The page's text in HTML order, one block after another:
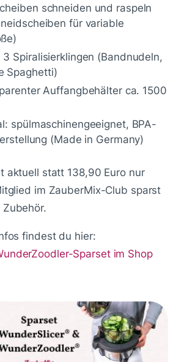
schneiden und raspeln
für variable
Spiralisierklingen (Bandnudeln,
Spaghetti)
Auffangbehälter ca. 1500
spülmaschinengeeignet, BPA-
(Made in Germany)
aktuell statt 138,90 Euro nur
im ZauberMix-Club sparst
Zubehör.
findest du hier:
Sparset im Shop